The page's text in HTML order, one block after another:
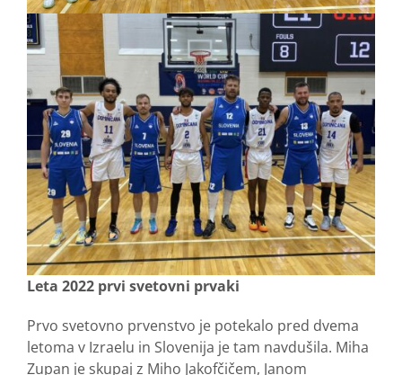
Leta 2022 prvi svetovni prvaki
Prvo svetovno prvenstvo je potekalo pred dvema
letoma v Izraelu in Slovenija je tam navdušila. Miha
Zupan je skupaj z Miho Jakofčičem, Janom